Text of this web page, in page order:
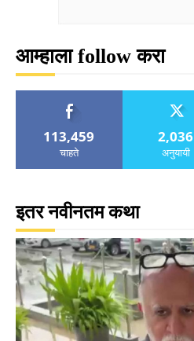
आम्हाला follow करा
113,459
चाहते
2,036
अनुयायी
इतर नवीनतम कथा